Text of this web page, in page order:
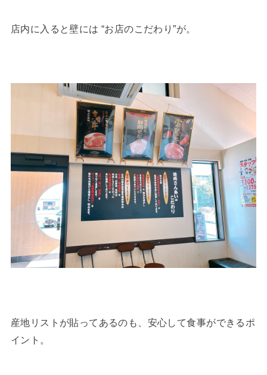
店内に入ると壁には “お店のこだわり”が。
産地リストが貼ってあるのも、安心して食事ができるポ
イント。